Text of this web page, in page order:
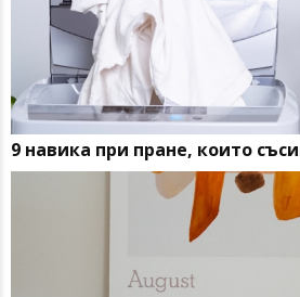
9 навика при пране, които